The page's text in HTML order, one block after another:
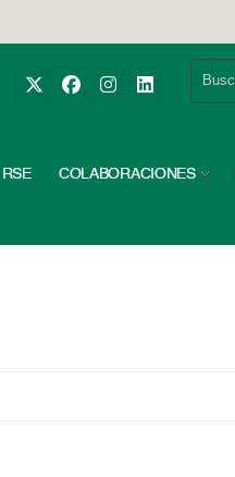
RSE COLABORACIONES